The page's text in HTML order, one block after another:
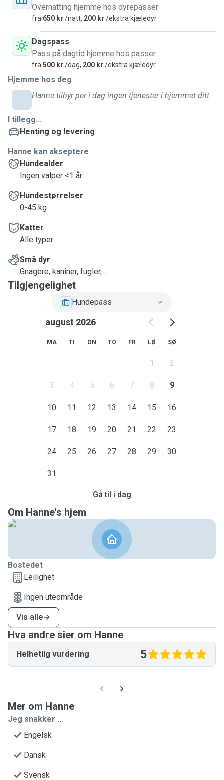
Overnatting hjemme hos dyrepasser
fra 650 kr /natt, 200 kr /ekstra kjæledyr
Dagspass
Pass på dagtid hjemme hos passer
fra 500 kr /dag, 200 kr /ekstra kjæledyr
Hjemme hos deg
Hanne tilbyr per i dag ingen tjenester i hjemmet ditt.
I tillegg...
Henting og levering
Hanne kan akseptere
Hundealder
Ingen valper <1 år
Hundestørrelser
0-45 kg
Katter
Alle typer
Små dyr
Gnagere, kaniner, fugler, ...
Tilgjengelighet
Hundepass
august 2026
MA TI ON TO FR LØ SØ
1 2
3 4 5 6 7 8 9
10 11 12 13 14 15 16
17 18 19 20 21 22 23
24 25 26 27 28 29 30
31
Gå til i dag
Om Hanne's hjem
Bostedet
Leilighet
Ingen uteområde
Vis alle
Hva andre sier om Hanne
Helhetlig vurdering 5
Mer om Hanne
Jeg snakker ...
Engelsk
Dansk
Svensk